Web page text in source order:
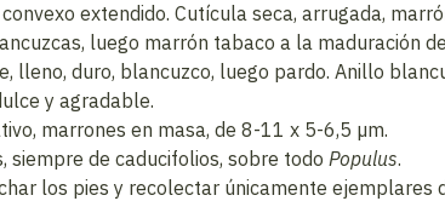
extendido. Cutícula seca, arrugada,
luego marrón tabaco a la maduración
lleno, duro, blancuzco, luego pardo. Anillo
y agradable.
marrones en masa, de 8-11 x 5-6,5 µm.
de caducifolios, sobre todo Populus.
los pies y recolectar únicamente